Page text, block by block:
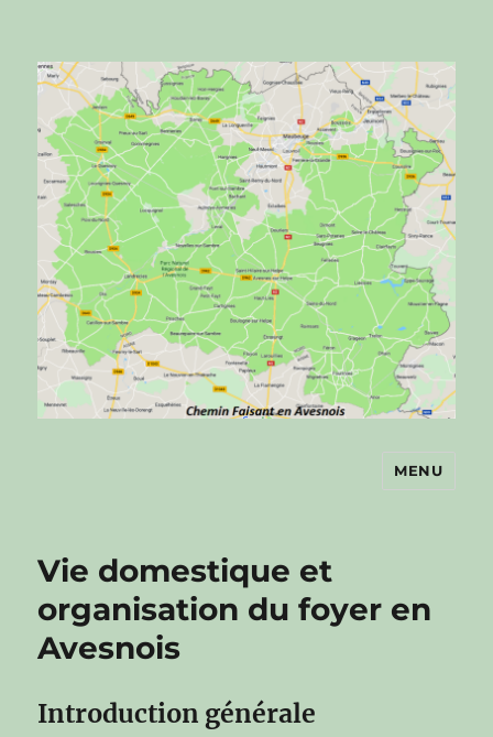
Chemin faisant en Avesnois
MENU
Vie domestique et
organisation du foyer en
Avesnois
Introduction générale